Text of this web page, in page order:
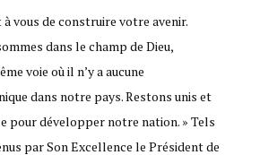
à vous de construire votre avenir.
dans le champ de Dieu,
voie où il n’y a aucune
dans notre pays. Restons unis et
pour développer notre nation. » Tels
par Son Excellence le Président de